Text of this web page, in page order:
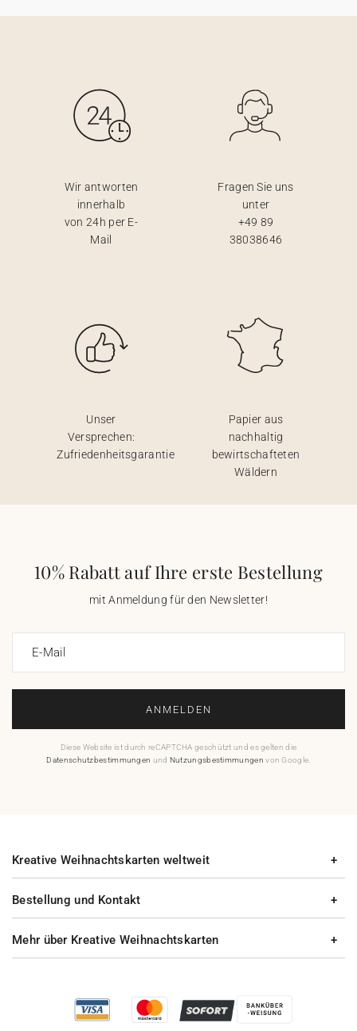
Wir antworten
innerhalb
von 24h per E-
Mail
Fragen Sie uns
unter
+49 89
38038646
Unser
Versprechen:
Zufriedenheitsgarantie
Papier aus
nachhaltig
bewirtschafteten
Wäldern
10% Rabatt auf Ihre erste Bestellung
mit Anmeldung für den Newsletter!
E-Mail
ANMELDEN
Diese Website ist durch reCAPTCHA geschützt und es gelten die
Datenschutzbestimmungen und Nutzungsbestimmungen von Google.
Bestellung und Kontakt
Mehr über Kreative Weihnachtskarten
Kreative Weihnachtskarten weltweit